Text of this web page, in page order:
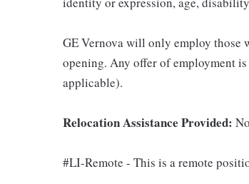
GE Vernova will only employ those
opening. Any offer of employment
applicable).
Relocation Assistance Provided: No
#LI-Remote - This is a remote